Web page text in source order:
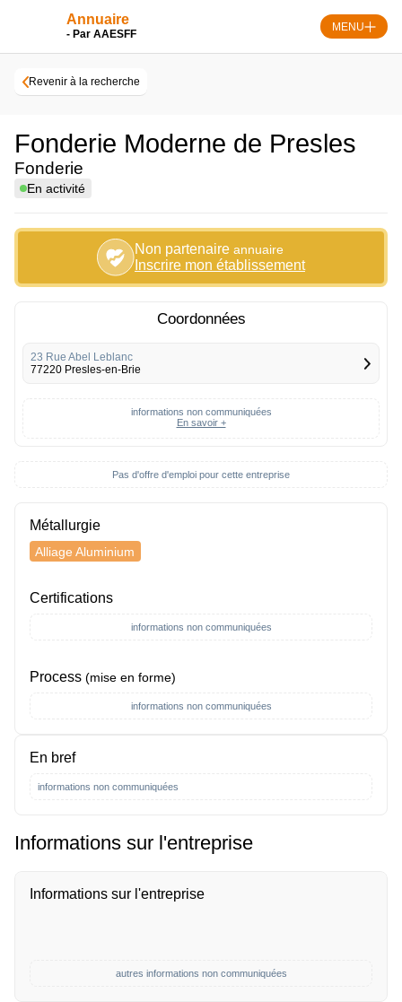
Annuaire
- Par AAESFF
MENU
Revenir à la recherche
Fonderie Moderne de Presles
Fonderie
En activité
Non partenaire annuaire
Inscrire mon établissement
Pas d'offre d'emploi pour cette entreprise
Coordonnées
23 Rue Abel Leblanc
77220 Presles-en-Brie
informations non communiquées
En savoir +
Métallurgie
Alliage Aluminium
Certifications
informations non communiquées
Process (mise en forme)
informations non communiquées
En bref
informations non communiquées
Informations sur l'entreprise
Informations sur l'entreprise
autres informations non communiquées